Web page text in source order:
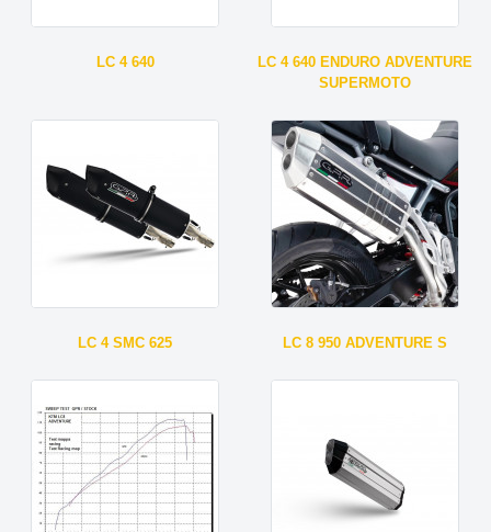
LC 4 640
LC 4 640 ENDURO ADVENTURE
SUPERMOTO
LC 4 SMC 625 LC 8 950 ADVENTURE S